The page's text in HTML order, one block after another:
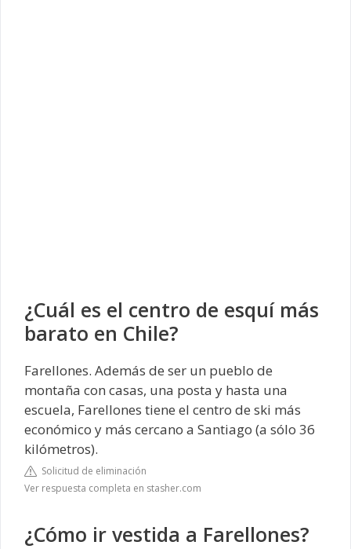
¿Cuál es el centro de esquí más
barato en Chile?
Farellones. Además de ser un pueblo de
montaña con casas, una posta y hasta una
escuela, Farellones tiene el centro de ski más
económico y más cercano a Santiago (a sólo 36
kilómetros).
Solicitud de eliminación
Ver respuesta completa en stasher.com
¿Cómo ir vestida a Farellones?